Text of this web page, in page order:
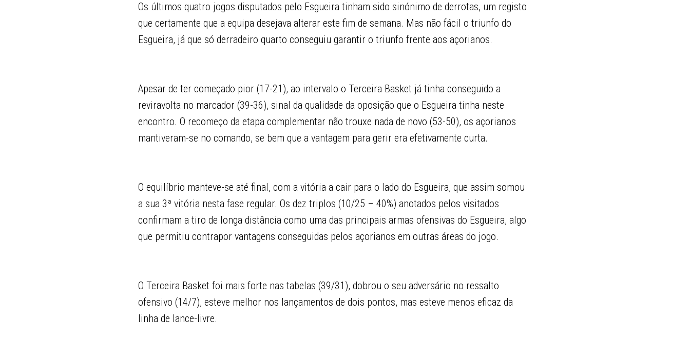
Os últimos quatro jogos disputados pelo Esgueira tinham sido sinónimo de derrotas, um registo
que certamente que a equipa desejava alterar este fim de semana. Mas não fácil o triunfo do
Esgueira, já que só derradeiro quarto conseguiu garantir o triunfo frente aos açorianos.
Apesar de ter começado pior (17-21), ao intervalo o Terceira Basket já tinha conseguido a
reviravolta no marcador (39-36), sinal da qualidade da oposição que o Esgueira tinha neste
encontro. O recomeço da etapa complementar não trouxe nada de novo (53-50), os açorianos
mantiveram-se no comando, se bem que a vantagem para gerir era efetivamente curta.
O equilíbrio manteve-se até final, com a vitória a cair para o lado do Esgueira, que assim somou
a sua 3ª vitória nesta fase regular. Os dez triplos (10/25 – 40%) anotados pelos visitados
confirmam a tiro de longa distância como uma das principais armas ofensivas do Esgueira, algo
que permitiu contrapor vantagens conseguidas pelos açorianos em outras áreas do jogo.
O Terceira Basket foi mais forte nas tabelas (39/31), dobrou o seu adversário no ressalto
ofensivo (14/7), esteve melhor nos lançamentos de dois pontos, mas esteve menos eficaz da
linha de lance-livre.